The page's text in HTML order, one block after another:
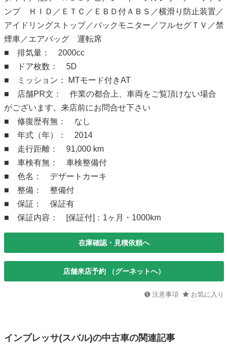
ンプ ＨＩＤ／ＥＴＣ／ＥＢＤ付ＡＢＳ／横滑り防止装置／
アイドリングストップ／バックモニター／フルセグＴＶ／禁
煙車／エアバッグ 運転席
■ 排気量： 2000cc
■ ドア枚数： 5D
■ ミッション： MTモード付きAT
■ 店舗PR文： 作業の都合上、車両をご覧頂けない場合
がございます。来店前にお問合せ下さい
■ 修復歴有無： なし
■ 年式（年）： 2014
■ 走行距離： 91,000 km
■ 車検有無： 車検整備付
■ 色名： デザートカーキ
■ 整備： 整備付
■ 保証： 保証有
■ 保証内容： [保証付]：1ヶ月・1000km
在庫確認・見積依頼へ
店舗来店予約 （グーネットへ）
注意事項 お気に入り
インプレッサ(スバル)の中古車の関連記事